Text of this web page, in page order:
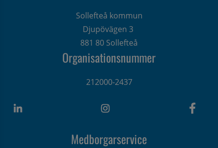
Sollefteå kommun
Djupövägen 3
881 80 Sollefteå
Organisationsnummer
212000-2437
Medborgarservice